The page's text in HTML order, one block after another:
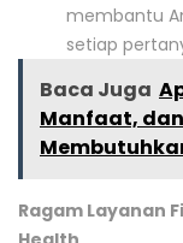
membantu
setiap
Baca Juga
Manfaat,
Ragam Layanan